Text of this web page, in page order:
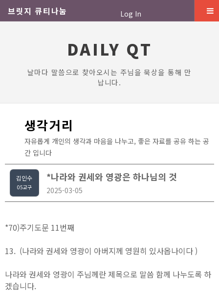
브릿지 큐티나눔 Log In
DAILY QT
날마다 말씀으로 찾아오시는 주님을 묵상을 통해 만
납니다.
생각거리
자유롭게 개인의 생각과 마음을 나누고, 좋은 자료를 공유 하는 공
간 입니다
김인수
05교구
*나라와 권세와 영광은 하나님의 것
2025-03-05
*70)주기도문 11번째
13. (나라와 권세와 영광이 아버지께 영원히 있사옵나이다 )
나라와 권세와 영광이 주님께란 제목으로 말씀 함께 나누도록 하
겠습니다.